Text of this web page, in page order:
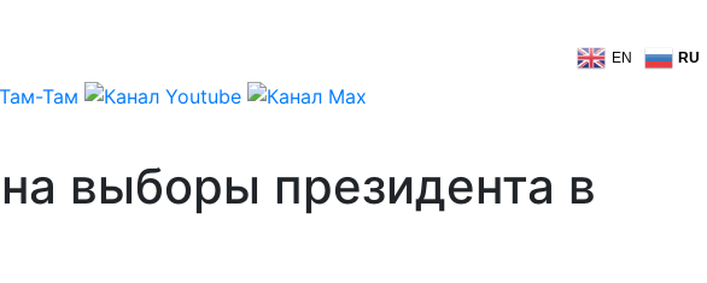
EN RU
выборы президента в